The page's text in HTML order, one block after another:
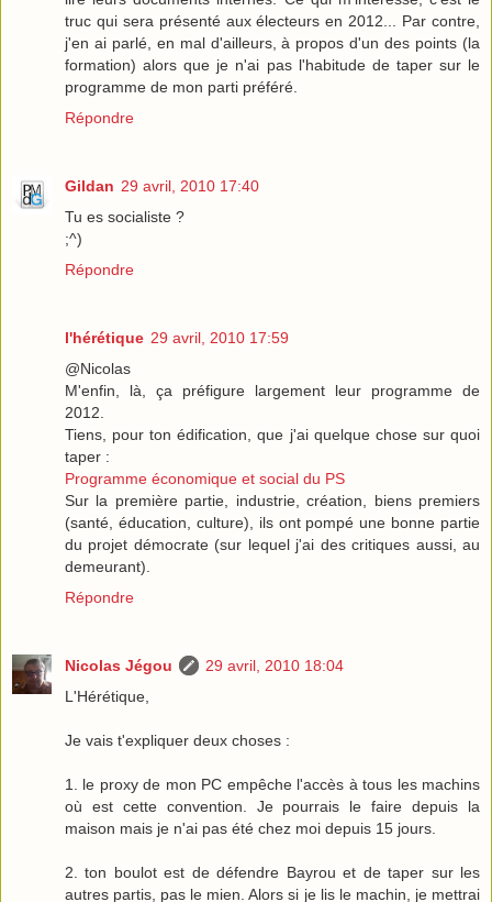
truc qui sera présenté aux électeurs en 2012... Par contre,
j'en ai parlé, en mal d'ailleurs, à propos d'un des points (la
formation) alors que je n'ai pas l'habitude de taper sur le
programme de mon parti préféré.
Répondre
Gildan 29 avril, 2010 17:40
Tu es socialiste ?
;^)
Répondre
l'hérétique 29 avril, 2010 17:59
@Nicolas
M'enfin, là, ça préfigure largement leur programme de
2012.
Tiens, pour ton édification, que j'ai quelque chose sur quoi
taper :
Programme économique et social du PS
Sur la première partie, industrie, création, biens premiers
(santé, éducation, culture), ils ont pompé une bonne partie
du projet démocrate (sur lequel j'ai des critiques aussi, au
demeurant).
Répondre
Nicolas Jégou
29 avril, 2010 18:04
L'Hérétique,
Je vais t'expliquer deux choses :
1. le proxy de mon PC empêche l'accès à tous les machins
où est cette convention. Je pourrais le faire depuis la
maison mais je n'ai pas été chez moi depuis 15 jours.
2. ton boulot est de défendre Bayrou et de taper sur les
autres partis, pas le mien. Alors si je lis le machin, je mettrai